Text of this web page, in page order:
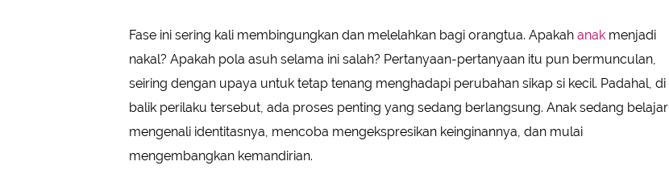
Fase ini sering kali membingungkan dan melelahkan bagi orangtua. Apakah anak menjadi
nakal? Apakah pola asuh selama ini salah? Pertanyaan-pertanyaan itu pun bermunculan,
seiring dengan upaya untuk tetap tenang menghadapi perubahan sikap si kecil. Padahal, di
balik perilaku tersebut, ada proses penting yang sedang berlangsung. Anak sedang belajar
mengenali identitasnya, mencoba mengekspresikan keinginannya, dan mulai
mengembangkan kemandirian.